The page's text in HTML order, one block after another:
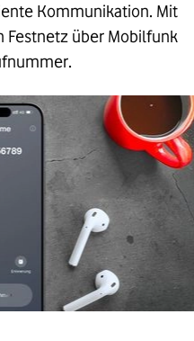
Kommunikation. Mit
Festnetz über Mobilfunk